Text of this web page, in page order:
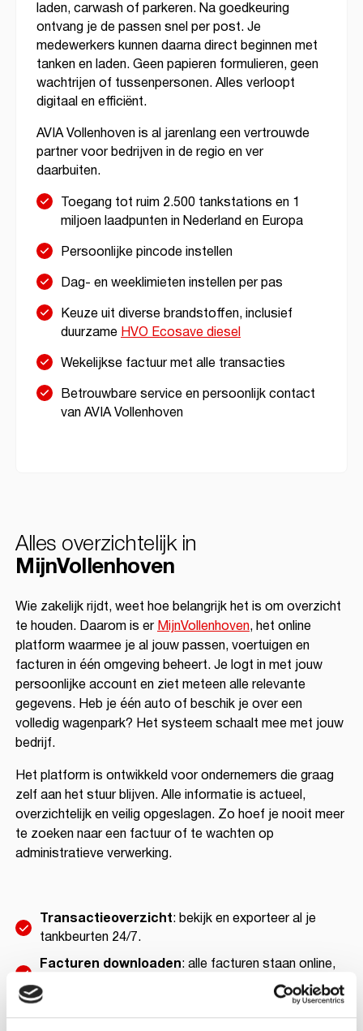
laden, carwash of parkeren. Na goedkeuring
ontvang je de passen snel per post. Je
medewerkers kunnen daarna direct beginnen met
tanken en laden. Geen papieren formulieren, geen
wachtrijen of tussenpersonen. Alles verloopt
digitaal en efficiënt.
AVIA Vollenhoven is al jarenlang een vertrouwde
partner voor bedrijven in de regio en ver
daarbuiten.
Toegang tot ruim 2.500 tankstations en 1
miljoen laadpunten in Nederland en Europa
Persoonlijke pincode instellen
Dag- en weeklimieten instellen per pas
Keuze uit diverse brandstoffen, inclusief
duurzameHVO Ecosave diesel
Wekelijkse factuur met alle transacties
Betrouwbare service en persoonlijk contact
van AVIA Vollenhoven
Alles overzichtelijk in
MijnVollenhoven
Wie zakelijk rijdt, weet hoe belangrijk het is om overzicht
te houden. Daarom is erMijnVollenhoven, het online
platform waarmee je al jouw passen, voertuigen en
facturen in één omgeving beheert. Je logt in met jouw
persoonlijke account en ziet meteen alle relevante
gegevens. Heb je één auto of beschik je over een
volledig wagenpark? Het systeem schaalt mee met jouw
bedrijf.
Het platform is ontwikkeld voor ondernemers die graag
zelf aan het stuur blijven. Alle informatie is actueel,
overzichtelijk en veilig opgeslagen. Zo hoef je nooit meer
te zoeken naar een factuur of te wachten op
administratieve verwerking.
Transactieoverzicht: bekijk en exporteer al je
tankbeurten 24/7.
Facturen downloaden: alle facturen staan online,
klaar om te bekijken of opnieuw te versturen.
Passen beheren